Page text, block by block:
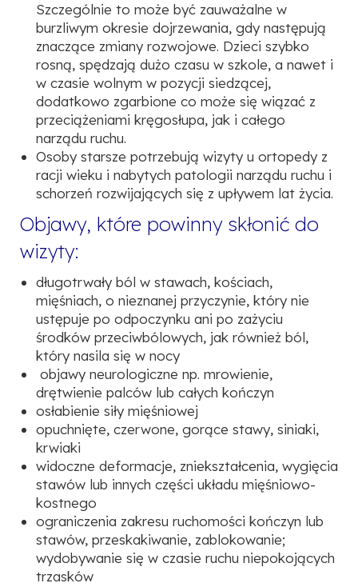
Szczególnie to może być zauważalne w
burzliwym okresie dojrzewania, gdy następują
znaczące zmiany rozwojowe. Dzieci szybko
rosną, spędzają dużo czasu w szkole, a nawet i
w czasie wolnym w pozycji siedzącej,
dodatkowo zgarbione co może się wiązać z
przeciążeniami kręgosłupa, jak i całego
narządu ruchu.
Osoby starsze potrzebują wizyty u ortopedy z
racji wieku i nabytych patologii narządu ruchu i
schorzeń rozwijających się z upływem lat życia.
Objawy, które powinny skłonić do
wizyty:
długotrwały ból w stawach, kościach,
mięśniach, o nieznanej przyczynie, który nie
ustępuje po odpoczynku ani po zażyciu
środków przeciwbólowych, jak również ból,
który nasila się w nocy
objawy neurologiczne np. mrowienie,
drętwienie palców lub całych kończyn
osłabienie siły mięśniowej
opuchnięte, czerwone, gorące stawy, siniaki,
krwiaki
widoczne deformacje, zniekształcenia, wygięcia
stawów lub innych części układu mięśniowo-
kostnego
ograniczenia zakresu ruchomości kończyn lub
stawów, przeskakiwanie, zablokowanie;
wydobywanie się w czasie ruchu niepokojących
trzasków